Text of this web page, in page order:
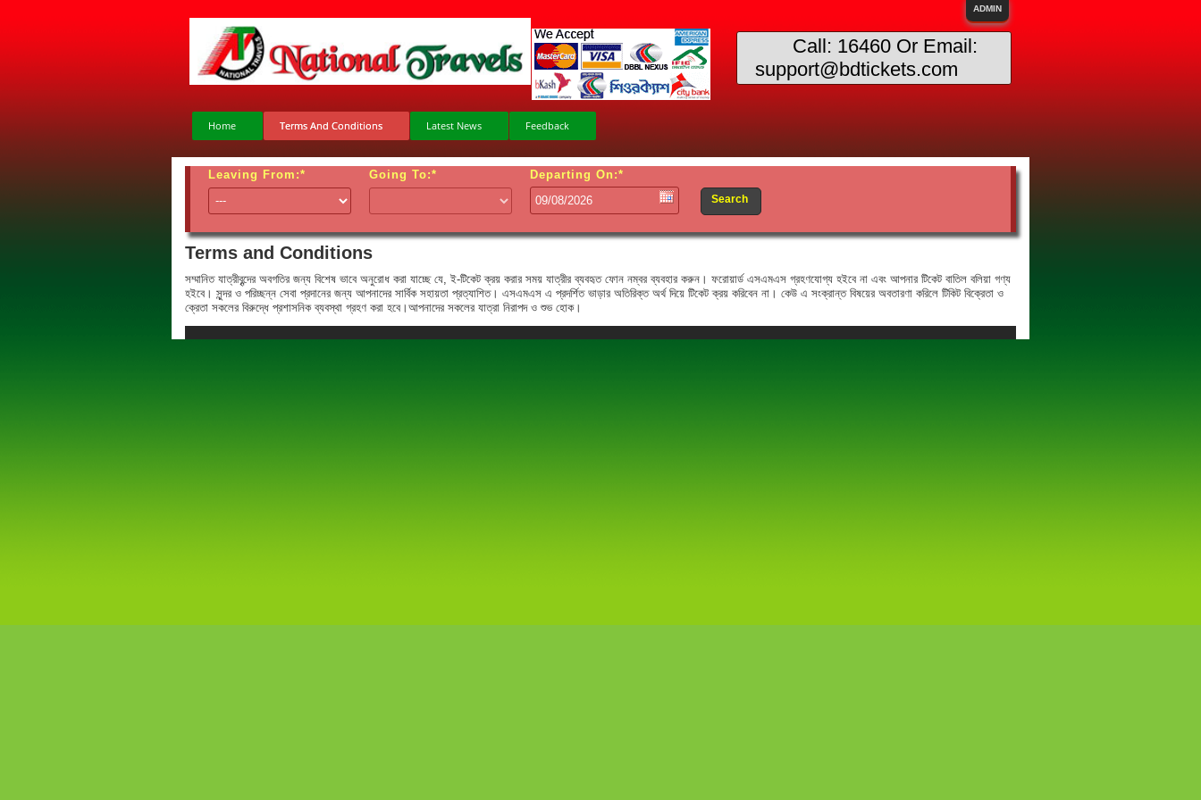
ADMIN
Call: 16460 Or Email:
support@bdtickets.com
Home Terms And Conditions Latest News Feedback
Leaving From:* Going To:* Departing On:*
Search
Terms and Conditions
সম্মানিত যাত্রীবৃন্দের অবগতির জন্য বিশেষ ভাবে অনুরোধ করা যাচ্ছে যে, ই-টিকেট ক্রয় করার সময় যাত্রীর ব্যবহৃত ফোন নম্বর ব্যবহার করুন। ফরোয়ার্ড এসএমএস গ্রহণযোগ্য হইবে না এবং আপনার টিকেট বাতিল বলিয়া গণ্য
হইবে। সুন্দর ও পরিচ্ছন্ন সেবা প্রদানের জন্য আপনাদের সার্বিক সহায়তা প্রত্যাশিত। এসএমএস এ প্রদর্শিত ভাড়ার অতিরিক্ত অর্থ দিয়ে টিকেট ক্রয় করিবেন না। কেউ এ সংক্রান্ত বিষয়ের অবতারণা করিলে টিকিট বিক্রেতা ও
ক্রেতা সকলের বিরুদ্ধে প্রশাসনিক ব্যবস্থা গ্রহণ করা হবে।আপনাদের সকলের যাত্রা নিরাপদ ও শুভ হোক।